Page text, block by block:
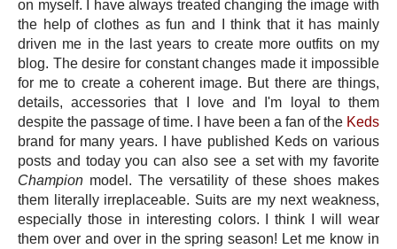
on myself. I have always treated changing the image with
the help of clothes as fun and I think that it has mainly
driven me in the last years to create more outfits on my
blog. The desire for constant changes made it impossible
for me to create a coherent image. But there are things,
details, accessories that I love and I'm loyal to them
despite the passage of time. I have been a fan of the Keds
brand for many years. I have published Keds on various
posts and today you can also see a set with my favorite
Champion model. The versatility of these shoes makes
them literally irreplaceable. Suits are my next weakness,
especially those in interesting colors. I think I will wear
them over and over in the spring season! Let me know in